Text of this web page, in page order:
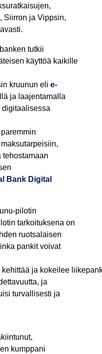
Siirron ja Vippsin,
tutkii
käyttöä kaikille
kruunun eli e-
ja laajentamalla
digitaalisessa
tehostamaan
Bank Digital
pilotin
tarkoituksena on
ruotsalaisen
pankit voivat
ja kokeilee
ja
turvallisesti ja
kumppani